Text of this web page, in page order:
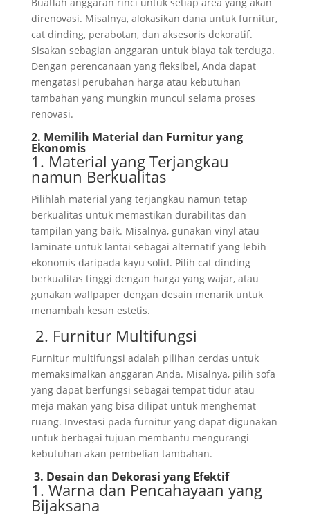
direnovasi. Misalnya, alokasikan dana untuk furnitur,
cat dinding, perabotan, dan aksesoris dekoratif.
Sisakan sebagian anggaran untuk biaya tak terduga.
Dengan perencanaan yang fleksibel, Anda dapat
mengatasi perubahan harga atau kebutuhan
tambahan yang mungkin muncul selama proses
renovasi.
2. Memilih Material dan Furnitur yang
Ekonomis
1. Material yang Terjangkau
namun Berkualitas
Pilihlah material yang terjangkau namun tetap
berkualitas untuk memastikan durabilitas dan
tampilan yang baik. Misalnya, gunakan vinyl atau
laminate untuk lantai sebagai alternatif yang lebih
ekonomis daripada kayu solid. Pilih cat dinding
berkualitas tinggi dengan harga yang wajar, atau
gunakan wallpaper dengan desain menarik untuk
menambah kesan estetis.
2. Furnitur Multifungsi
Furnitur multifungsi adalah pilihan cerdas untuk
memaksimalkan anggaran Anda. Misalnya, pilih sofa
yang dapat berfungsi sebagai tempat tidur atau
meja makan yang bisa dilipat untuk menghemat
ruang. Investasi pada furnitur yang dapat digunakan
untuk berbagai tujuan membantu mengurangi
kebutuhan akan pembelian tambahan.
3. Desain dan Dekorasi yang Efektif
1. Warna dan Pencahayaan yang
Bijaksana